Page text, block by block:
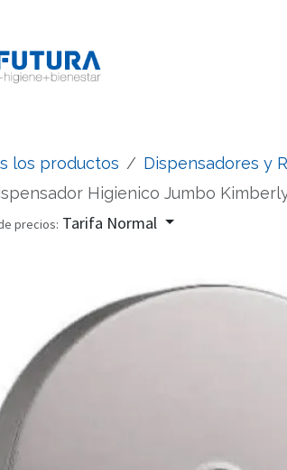
los productos Dispensadores y
Higienico Jumbo
precios: Tarifa Normal